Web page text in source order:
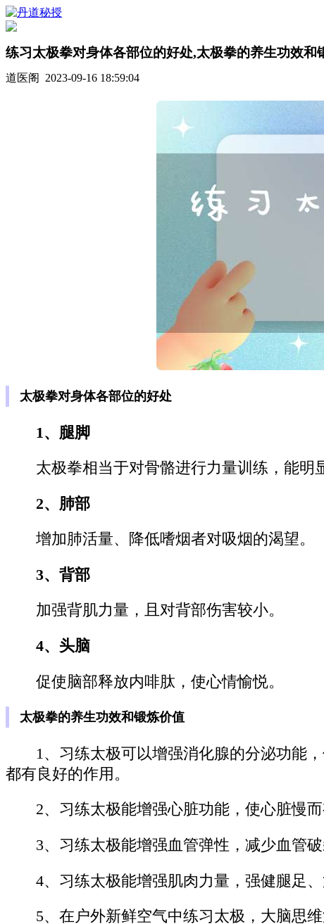
练习太极拳对身体各部位的好处,太极拳的养生功效和
道医阁 2023-09-16 18:59:04
太极拳对身体各部位的好处
1、腿脚
太极拳相当于对骨骼进行力量训练，能明
2、肺部
增加肺活量、降低嗜烟者对吸烟的渴望。
3、背部
加强背肌力量，且对背部伤害较小。
4、头脑
促使脑部释放内啡肽，使心情愉悦。
太极拳的养生功效和锻炼价值
1、习练太极可以增强消化腺的分泌功能
都有良好的作用。
2、习练太极能增强心脏功能，使心脏慢而
3、习练太极能增强血管弹性，减少血管破
4、习练太极能增强肌肉力量，强健腿足
5、在户外新鲜空气中练习太极，大脑思